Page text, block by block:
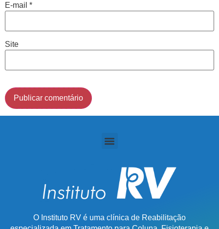
E-mail *
Site
O Instituto RV é uma clínica de Reabilitação
Cidade de São Paulo:
0800 494 8888